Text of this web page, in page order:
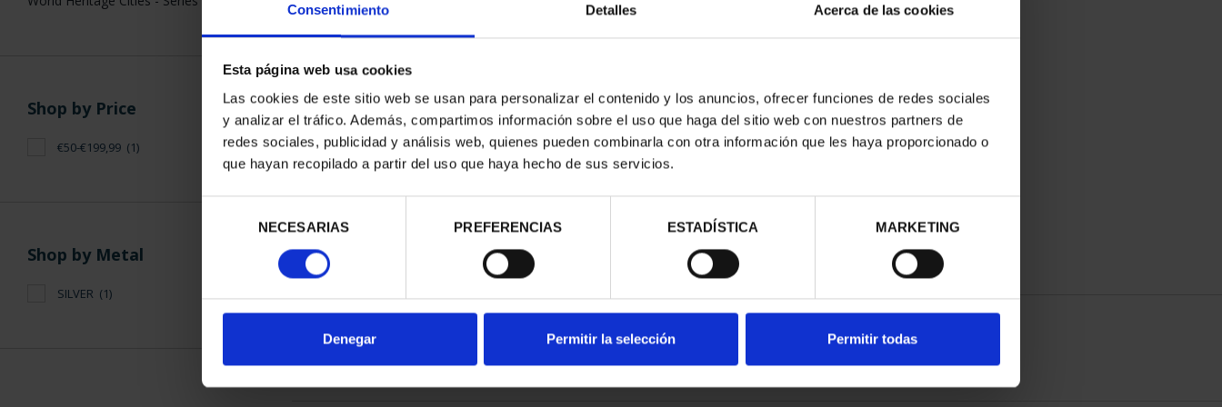
Consentimiento Detalles Acerca de las cookies
Esta página web usa cookies
Las cookies de este sitio web se usan para personalizar el contenido y los anuncios, ofrecer funciones de redes sociales
y analizar el tráfico. Además, compartimos información sobre el uso que haga del sitio web con nuestros partners de
redes sociales, publicidad y análisis web, quienes pueden combinarla con otra información que les haya proporcionado o
que hayan recopilado a partir del uso que haya hecho de sus servicios.
consentimiento
NECESARIAS PREFERENCIAS ESTADÍSTICA MARKETING
Denegar Permitir la selección Permitir todas
Shop by Price
€50-€199,99 (1)
Shop by Metal
SILVER (1)
WORLD HERITAGE CITIES III -
TOLEDO
SORT BY: